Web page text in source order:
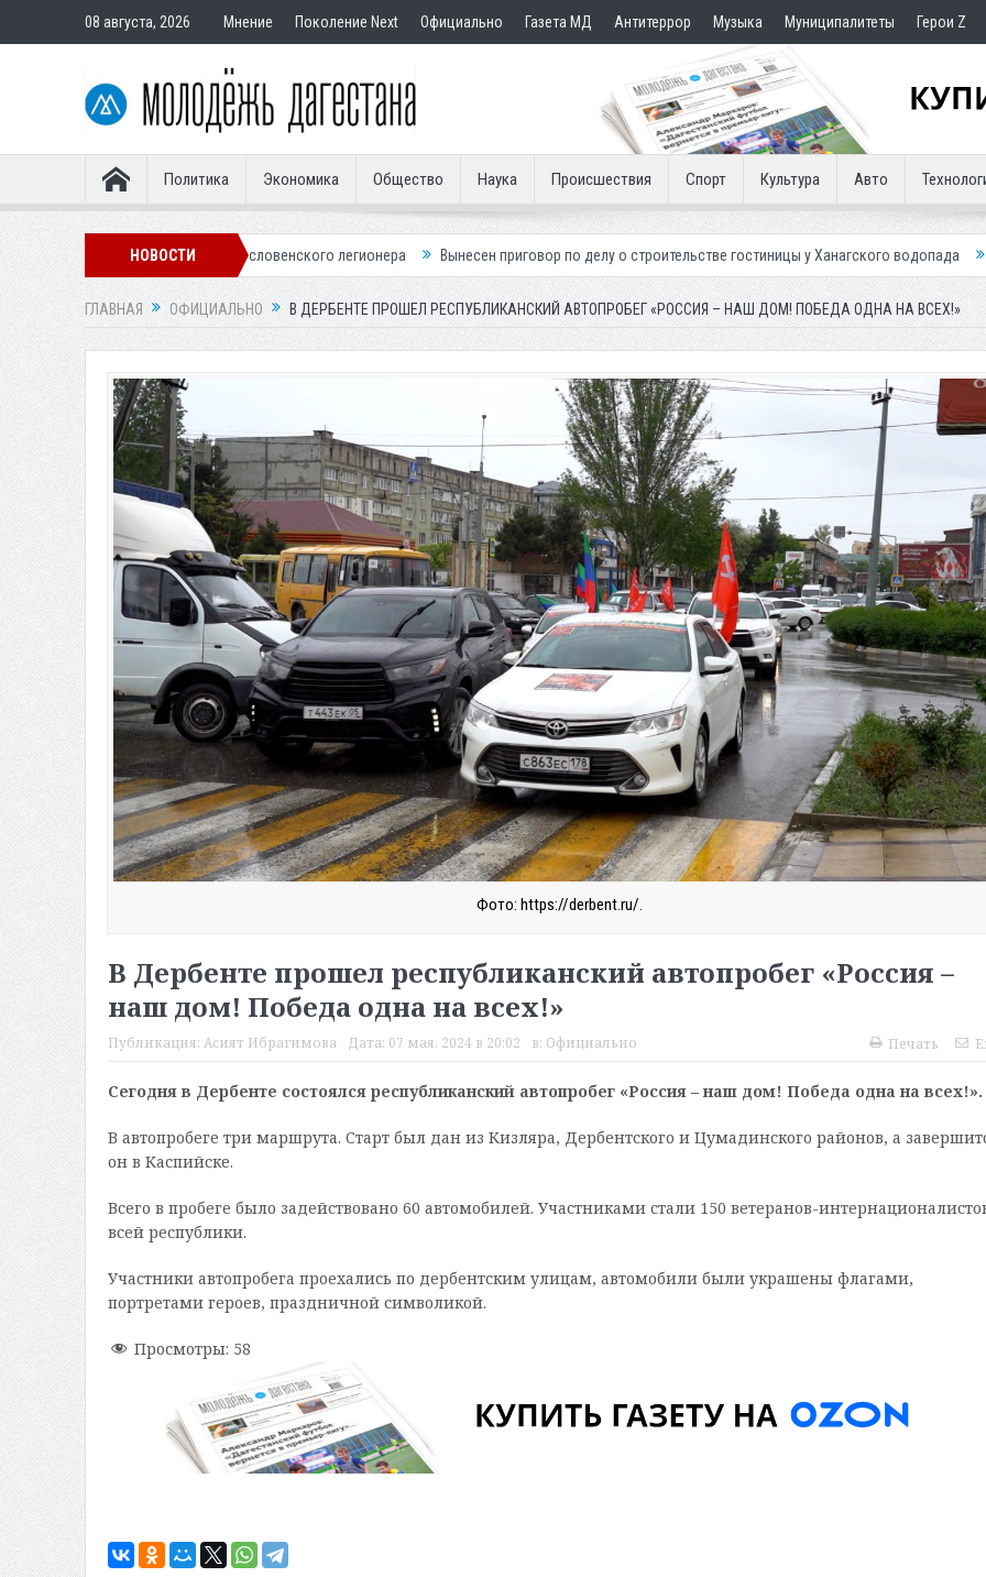
08 августа, 2026 Мнение Поколение Next Официально Газета МД Антитеррор Музыка Муниципалитеты Герои Z
Политика Экономика Общество Наука Происшествия Спорт Культура Авто
НОВОСТИ
осталось без словенского легионера Вынесен приговор по делу о строительстве гостиницы у Ханагского водопада Власти
ГЛАВНАЯ ОФИЦИАЛЬНО В ДЕРБЕНТЕ ПРОШЕЛ РЕСПУБЛИКАНСКИЙ АВТОПРОБЕГ «РОССИЯ – НАШ ДОМ! ПОБЕДА ОДНА НА ВСЕХ!»
Фото: https://derbent.ru/.
В Дербенте прошел республиканский автопробег «Россия –
наш дом! Победа одна на всех!»
Публикация: Асият Ибрагимова Дата: 07 мая, 2024 в 20:02 в: Официально Печать
Сегодня в Дербенте состоялся республиканский автопробег «Россия – наш дом! Победа одна на всех!».
В автопробеге три маршрута. Старт был дан из Кизляра, Дербентского и Цумадинского районов, а
он в Каспийске.
Всего в пробеге было задействовано 60 автомобилей. Участниками стали 150 ветеранов-
всей республики.
Участники автопробега проехались по дербентским улицам, автомобили были украшены флагами,
портретами героев, праздничной символикой.
Просмотры: 58